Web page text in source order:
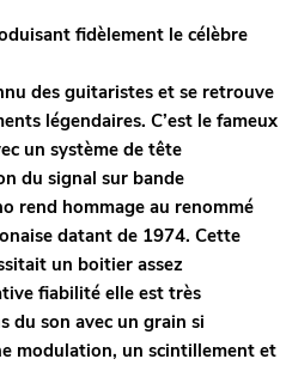
fidèlement le célèbre
des guitaristes et se retrouve
légendaires. C’est le fameux
un système de tête
du signal sur bande
rend hommage au renommé
datant de 1974. Cette
un boitier assez
fiabilité elle est très
du son avec un grain si
modulation, un scintillement et